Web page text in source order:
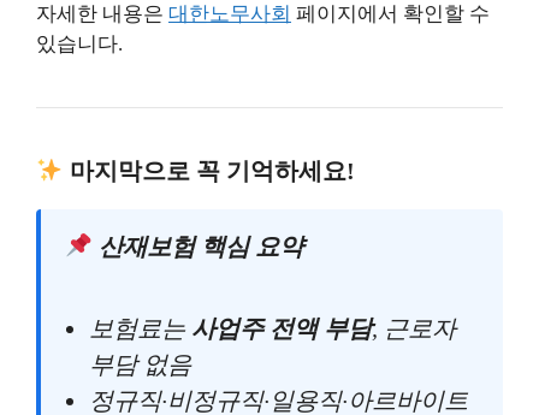
자세한 내용은 대한노무사회 페이지에서 확인할 수
있습니다.
마지막으로 꼭 기억하세요!
산재보험 핵심 요약
보험료는 사업주 전액 부담, 근로자
부담 없음
정규직·비정규직·일용직·아르바이트